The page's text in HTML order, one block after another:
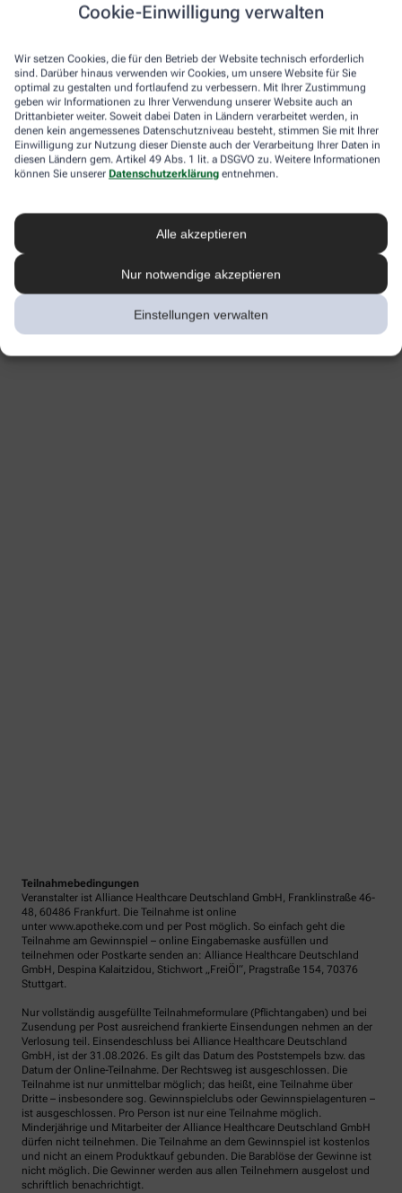
Cookie-Einwilligung verwalten
Wir setzen Cookies, die für den Betrieb der Website technisch erforderlich
sind. Darüber hinaus verwenden wir Cookies, um unsere Website für Sie
optimal zu gestalten und fortlaufend zu verbessern. Mit Ihrer Zustimmung
geben wir Informationen zu Ihrer Verwendung unserer Website auch an
Drittanbieter weiter. Soweit dabei Daten in Ländern verarbeitet werden, in
denen kein angemessenes Datenschutzniveau besteht, stimmen Sie mit Ihrer
Einwilligung zur Nutzung dieser Dienste auch der Verarbeitung Ihrer Daten in
diesen Ländern gem. Artikel 49 Abs. 1 lit. a DSGVO zu. Weitere Informationen
können Sie unserer Datenschutzerklärung entnehmen.
Alle akzeptieren
Nur notwendige akzeptieren
Einstellungen verwalten
Teilnahmebedingungen
Veranstalter ist Alliance Healthcare Deutschland GmbH, Franklinstraße 46-
48, 60486 Frankfurt. Die Teilnahme ist online
unter www.apotheke.com und per Post möglich. So einfach geht die
Teilnahme am Gewinnspiel – online Eingabemaske ausfüllen und
teilnehmen oder Postkarte senden an: Alliance Healthcare Deutschland
GmbH, Despina Kalaitzidou, Stichwort „FreiÖl“, Pragstraße 154, 70376
Stuttgart.
Nur vollständig ausgefüllte Teilnahmeformulare (Pflichtangaben) und bei
Zusendung per Post ausreichend frankierte Einsendungen nehmen an der
Verlosung teil. Einsendeschluss bei Alliance Healthcare Deutschland
GmbH, ist der 31.08.2026. Es gilt das Datum des Poststempels bzw. das
Datum der Online-Teilnahme. Der Rechtsweg ist ausgeschlossen. Die
Teilnahme ist nur unmittelbar möglich; das heißt, eine Teilnahme über
Dritte – insbesondere sog. Gewinnspielclubs oder Gewinnspielagenturen –
ist ausgeschlossen. Pro Person ist nur eine Teilnahme möglich.
Minderjährige und Mitarbeiter der Alliance Healthcare Deutschland GmbH
dürfen nicht teilnehmen. Die Teilnahme an dem Gewinnspiel ist kostenlos
und nicht an einem Produktkauf gebunden. Die Barablöse der Gewinne ist
nicht möglich. Die Gewinner werden aus allen Teilnehmern ausgelost und
schriftlich benachrichtigt.